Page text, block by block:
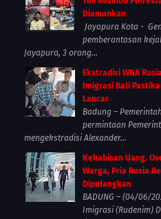
Diamankan
Jayapura Kota -
pemberantasan
Jayapura, 3 orang...
Ekstradisi WNA
Imigrasi Bali
Lancar
Badung –
permintaan
mengekstradisi Alexander...
Kehabisan Uang.
Warga, Pria Rusia
Dipulangkan
BADUNG – (04/06/
Imigrasi (Rudenim)